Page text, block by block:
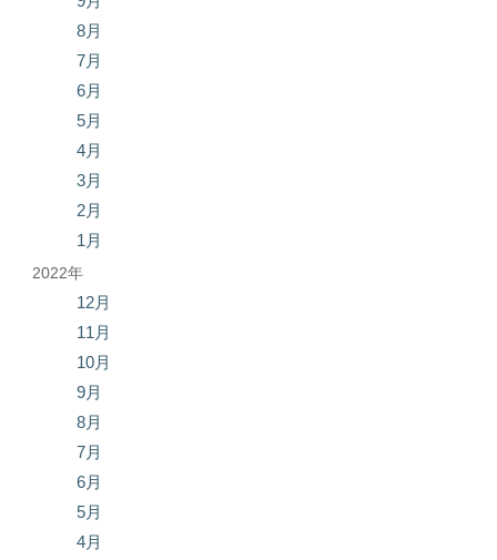
8月
7月
6月
5月
4月
3月
2月
1月
2022年
12月
11月
10月
9月
8月
7月
6月
5月
4月